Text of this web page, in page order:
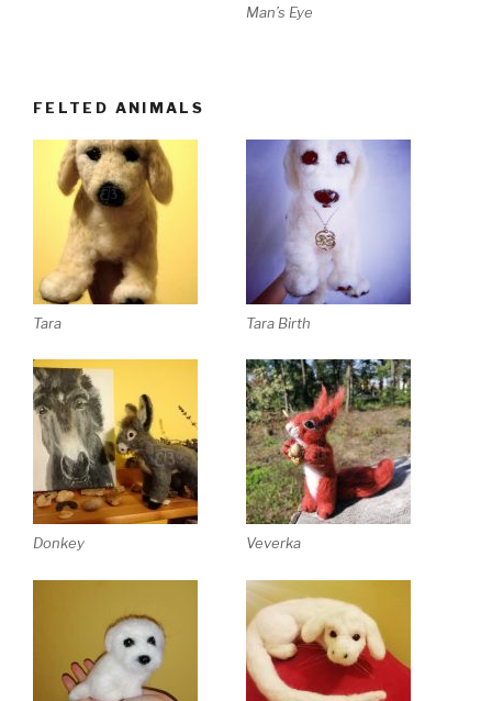
Man’s Eye
FELTED ANIMALS
Tara Tara Birth
Donkey Veverka